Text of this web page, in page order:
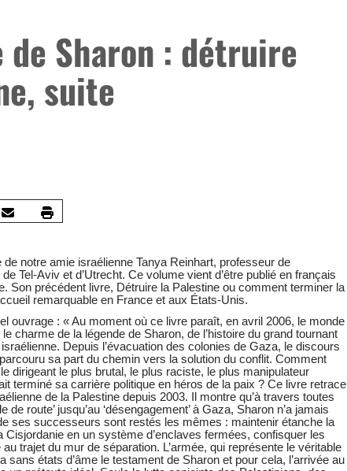
de Sharon : détruire
suite
de notre amie israélienne Tanya Reinhart, professeur de
Tel-Aviv et d’Utrecht. Ce volume vient d’être publié en français
Son précédent livre, Détruire la Palestine ou comment terminer la
remarquable en France et aux États-Unis.
ouvrage : « Au moment où ce livre paraît, en avril 2006, le monde
charme de la légende de Sharon, de l’histoire du grand tournant
Depuis l’évacuation des colonies de Gaza, le discours
sa part du chemin vers la solution du conflit. Comment
dirigeant le plus brutal, le plus raciste, le plus manipulateur
terminé sa carrière politique en héros de la paix ? Ce livre retrace
de la Palestine depuis 2003. Il montre qu’à travers toutes
de route’ jusqu’au ‘désengagement’ à Gaza, Sharon n’a jamais
ses successeurs sont restés les mêmes : maintenir étanche la
Cisjordanie en un système d’enclaves fermées, confisquer les
trajet du mur de séparation. L’armée, qui représente le véritable
sans états d’âme le testament de Sharon et pour cela, l’arrivée au